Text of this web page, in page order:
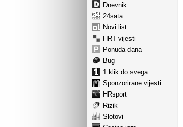
Dnevnik
24sata
Novi list
HRT vijesti
Ponuda dana
Bug
1 klik do svega
Sponzorirane vijesti
HRsport
Rizik
Slotovi